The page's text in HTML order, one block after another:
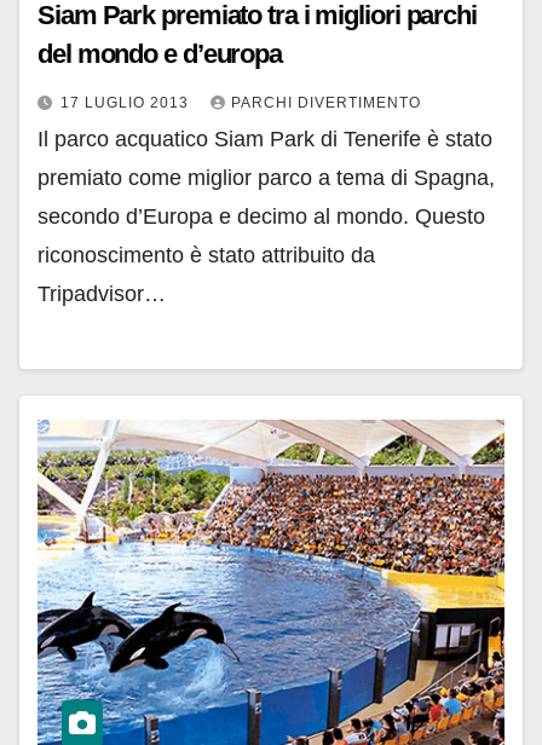
Siam Park premiato tra i migliori parchi
del mondo e d’europa
17 LUGLIO 2013 PARCHI DIVERTIMENTO
Il parco acquatico Siam Park di Tenerife è stato
premiato come miglior parco a tema di Spagna,
secondo d’Europa e decimo al mondo. Questo
riconoscimento è stato attribuito da
Tripadvisor…